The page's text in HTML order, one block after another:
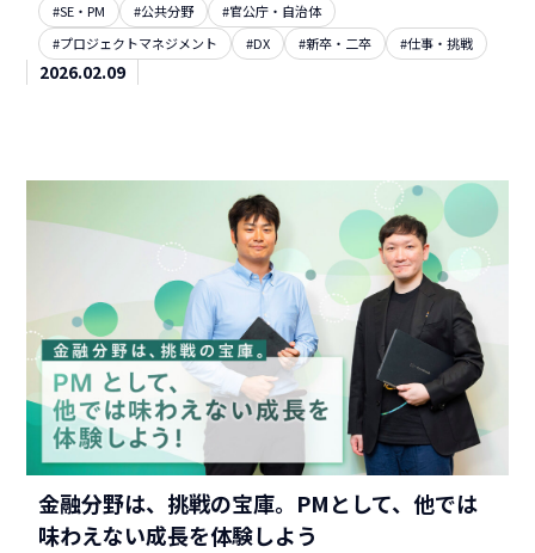
#SE・PM #公共分野
#官公庁・自治体
#プロジェクトマネジメント
#DX #新卒・二卒 #仕事・挑戦
2026.02.09
金融分野は、挑戦の宝庫。PMとして、他では
味わえない成長を体験しよう